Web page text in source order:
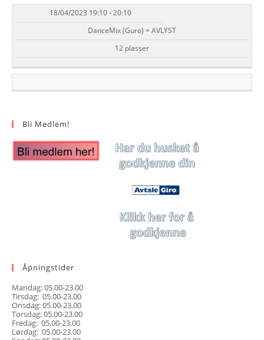
DATO/TID EVENT TILGJENGELIGHET
18/04/2023 19:10 - 20:10
DanceMix (Guro) = AVLYST
12 plasser
Bli Medlem!
Åpningstider
Mandag: 05.00-23.00
Tirsdag: 05.00-23.00
Onsdag: 05.00-23.00
Torsdag: 05.00-23.00
Fredag: 05.00-23.00
Lørdag: 05.00-23.00